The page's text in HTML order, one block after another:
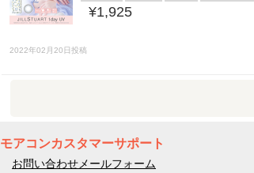
¥1,925
2022年02月20日投稿
モアコンカスタマーサポート
お問い合わせメールフォーム